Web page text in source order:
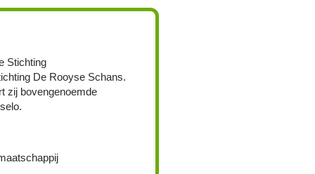
Stichting
De Rooyse Schans.
zij bovengenoemde